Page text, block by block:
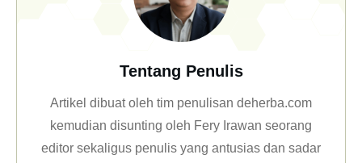
Tentang Penulis
Artikel dibuat oleh tim penulisan deherba.com
kemudian disunting oleh Fery Irawan seorang
editor sekaligus penulis yang antusias dan sadar